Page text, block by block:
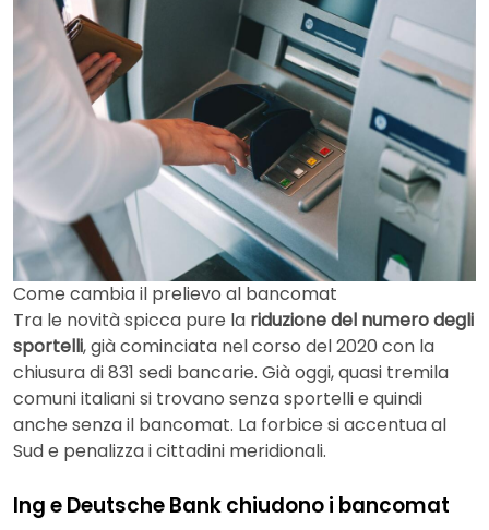
Come cambia il prelievo al bancomat
Tra le novità spicca pure la riduzione del numero degli
sportelli, già cominciata nel corso del 2020 con la
chiusura di 831 sedi bancarie. Già oggi, quasi tremila
comuni italiani si trovano senza sportelli e quindi
anche senza il bancomat. La forbice si accentua al
Sud e penalizza i cittadini meridionali.
Ing e Deutsche Bank chiudono i bancomat